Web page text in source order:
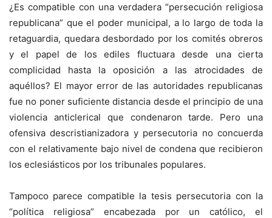
¿Es compatible con una verdadera “persecución religiosa
republicana” que el poder municipal, a lo largo de toda la
retaguardia, quedara desbordado por los comités obreros
y el papel de los ediles fluctuara desde una cierta
complicidad hasta la oposición a las atrocidades de
aquéllos? El mayor error de las autoridades republicanas
fue no poner suficiente distancia desde el principio de una
violencia anticlerical que condenaron tarde. Pero una
ofensiva descristianizadora y persecutoria no concuerda
con el relativamente bajo nivel de condena que recibieron
los eclesiásticos por los tribunales populares.
Tampoco parece compatible la tesis persecutoria con la
“política religiosa” encabezada por un católico, el